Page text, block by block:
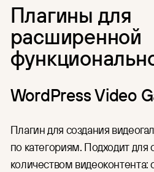
Плагины для
расширенной
WordPress Video
Плагин для создания
по категориям. Подходит
количеством видеоконтента: